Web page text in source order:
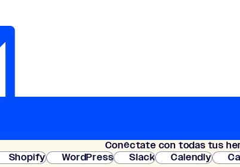
Conéc­tate con todas tus
Shopify WordPress Slack Calendly